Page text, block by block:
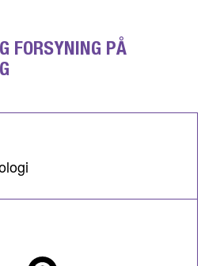
FORSYNING PÅ